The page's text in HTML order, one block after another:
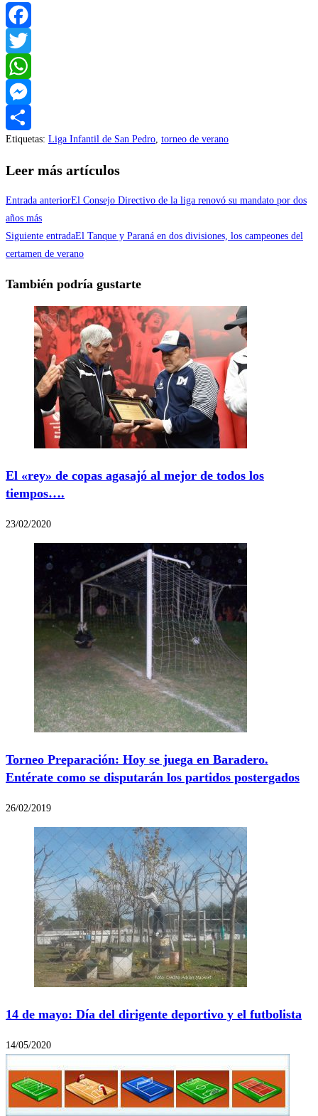
Facebook
Twitter
WhatsApp
Messenger
Compartir
Etiquetas: Liga Infantil de San Pedro, torneo de verano
Leer más artículos
Entrada anteriorEl Consejo Directivo de la liga renovó su mandato por dos
años más
Siguiente entradaEl Tanque y Paraná en dos divisiones, los campeones del
certamen de verano
También podría gustarte
El «rey» de copas agasajó al mejor de todos los
tiempos….
23/02/2020
Torneo Preparación: Hoy se juega en Baradero.
Entérate como se disputarán los partidos postergados
26/02/2019
14 de mayo: Día del dirigente deportivo y el futbolista
14/05/2020